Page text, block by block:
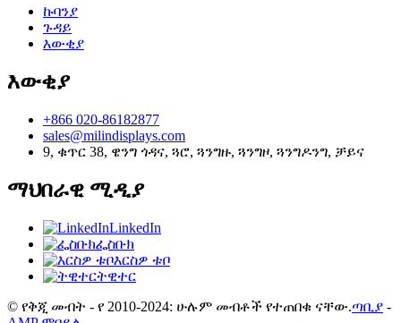
ኩባንያ
ጉዳይ
እውቂያ
እውቂያ
+866 020-86182877
sales@milindisplays.com
9, ቁጥር 38, ዌንግ ጎዳና, ጓሮ, ጓንግዙ, ጓንግዞ, ጓንግዶንግ, ቻይና
ማህበራዊ ሚዲያ
LinkedIn
ፌስቡክ
እርስዎ ቱቦ
ትዊተር
© የቅጂ መብት - የ 2010-2024: ሁሉም መብቶች የተጠበቁ ናቸው.ጣቢያ -